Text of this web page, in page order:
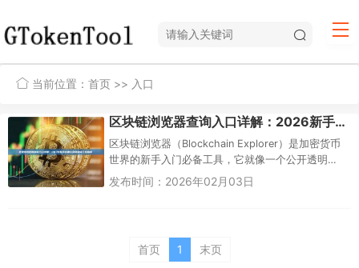
当前位置： 首页 >> 入口
区块链浏览器查询入口详解：2026新手必备区块链查询工具指南
区块链浏览器（Blockchain Explorer）是加密货币
世界的新手入门必备工具，它就像一个公开透明
的“链上搜索引擎”，让你能轻松查询交易记录、钱包
发布时间：2026年02月03日
首页 1 末页